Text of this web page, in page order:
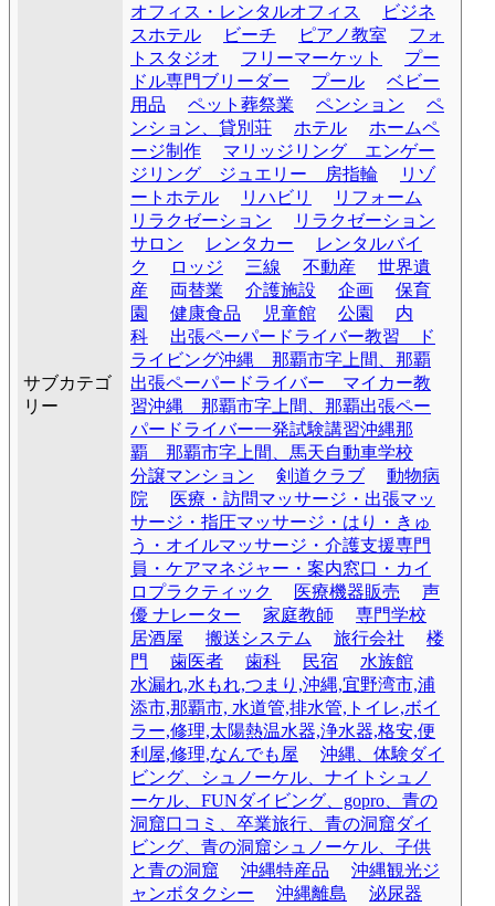
サブカテゴ
リー
オフィス・レンタルオフィス
ビジネ
スホテル
ビーチ ピアノ教室
フォ
トスタジオ
フリーマーケット
プー
ドル専門ブリーダー
プール
ベビー
用品
ペット葬祭業 ペンション
ペ
ンション、貸別荘
ホテル
ホームペ
ージ制作
マリッジリング エンゲー
ジリング ジュエリー 房指輪
リゾ
ートホテル
リハビリ
リフォーム
リラクゼーション
リラクゼーション
サロン
レンタカー
レンタルバイ
ク
ロッジ 三線 不動産
世界遺
産
両替業 介護施設 企画
保育
園
健康食品 児童館 公園
内
科
出張ペーパードライバー教習 ド
ライビング沖縄 那覇市字上間、那覇
出張ペーパードライバー マイカー教
習沖縄 那覇市字上間、那覇出張ペー
パードライバー一発試験講習沖縄那
覇 那覇市字上間、馬天自動車学校
分譲マンション
剣道クラブ
動物病
院
医療・訪問マッサージ・出張マッ
サージ・指圧マッサージ・はり・きゅ
う・オイルマッサージ・介護支援専門
員・ケアマネジャー・案内窓口・カイ
ロプラクティック
医療機器販売
声
優 ナレーター
家庭教師
専門学校
居酒屋
搬送システム 旅行会社
楼
門
歯医者 歯科 民宿
水族館
水漏れ,水もれ,つまり,沖縄,宜野湾市,浦
添市,那覇市, 水道管,排水管,トイレ,ボイ
ラー,修理,太陽熱温水器,浄水器,格安,便
利屋,修理,なんでも屋
沖縄、体験ダイ
ビング、シュノーケル、ナイトシュノ
ーケル、FUNダイビング、gopro、青の
洞窟口コミ、卒業旅行、青の洞窟ダイ
ビング、青の洞窟シュノーケル、子供
と青の洞窟
沖縄特産品
沖縄観光ジ
ャンボタクシー
沖縄離島 泌尿器